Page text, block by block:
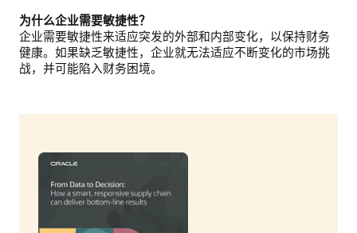
为什么企业需要敏捷性？
企业需要敏捷性来适应突发的外部和内部变化，以保持财务
健康。如果缺乏敏捷性，企业就无法适应不断变化的市场挑
战，并可能陷入财务困境。